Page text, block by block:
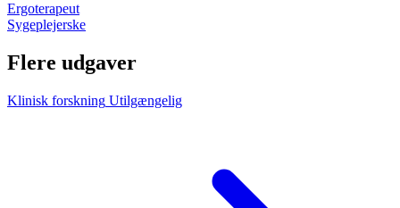
Ergoterapeut
Sygeplejerske
Flere udgaver
Klinisk forskning Utilgængelig